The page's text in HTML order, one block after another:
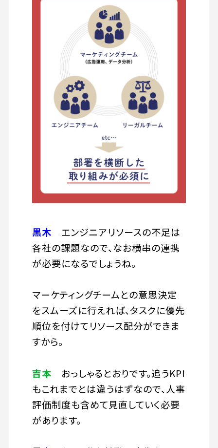
黒木 エンジニアリソースの不足は
各社の課題なので、なお横串の連携
が必要になるでしょうね。
マーケティングチームとの意思決定
をスムーズに行えれば、タスクに優先
順位を付けてリソース配分ができま
すから。
吉本 おっしゃるとおりです。追うKPI
もこれまでとは違うはずなので、人事
評価制度も含めて見直していく必要
があります。